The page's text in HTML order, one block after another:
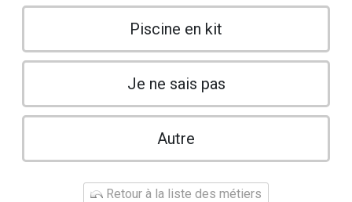
Piscine en kit
Je ne sais pas
Autre
Retour à la liste des métiers